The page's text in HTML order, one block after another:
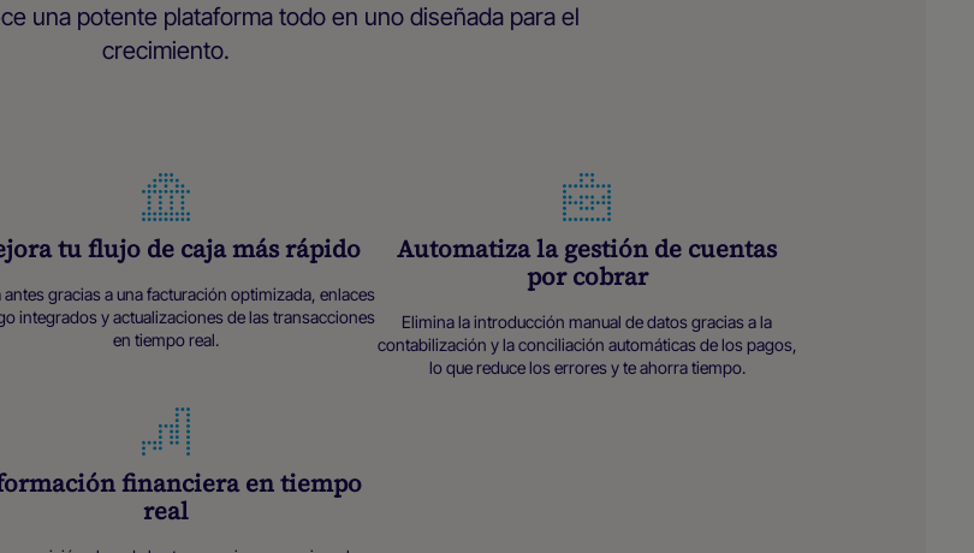
una potente plataforma todo en uno diseñada para el
crecimiento.
tu flujo de caja más rápido
antes gracias a una facturación optimizada, enlaces
integrados y actualizaciones de las transacciones
en tiempo real.
Automatiza la gestión de cuentas
por cobrar
Elimina la introducción manual de datos gracias a la
contabilización y la conciliación automáticas de los pagos,
lo que reduce los errores y te ahorra tiempo.
financiera en tiempo
real